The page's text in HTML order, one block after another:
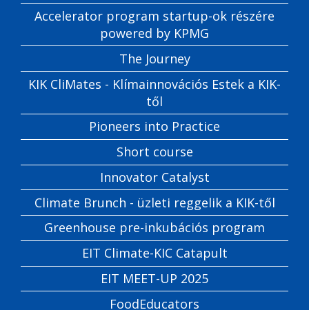
Accelerator program startup-ok részére
powered by KPMG
The Journey
KIK CliMates - Klímainnovációs Estek a KIK-
től
Pioneers into Practice
Short course
Innovator Catalyst
Climate Brunch - üzleti reggelik a KIK-től
Greenhouse pre-inkubációs program
EIT Climate-KIC Catapult
EIT MEET-UP 2025
FoodEducators